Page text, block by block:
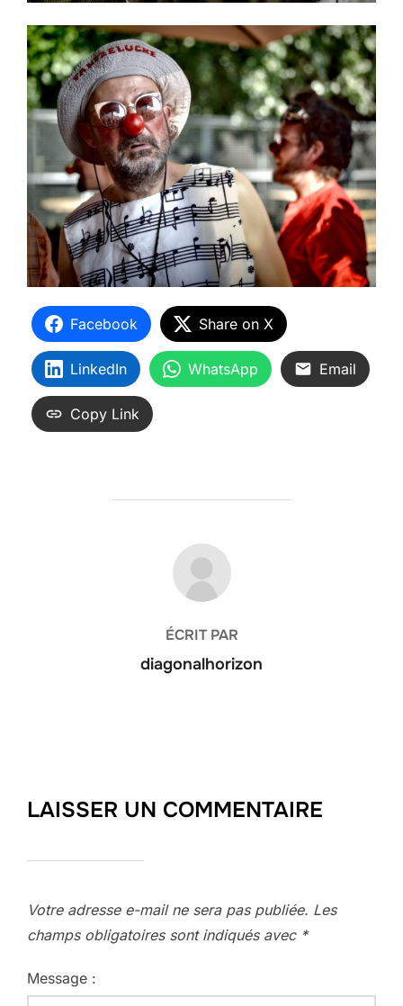
Facebook Share on X
LinkedIn WhatsApp Email
Copy Link
AUTEUR DE LA PUBLICATION
ÉCRIT PAR
diagonalhorizon
LAISSER UN COMMENTAIRE
Votre adresse e-mail ne sera pas publiée. Les
champs obligatoires sont indiqués avec *
Message :